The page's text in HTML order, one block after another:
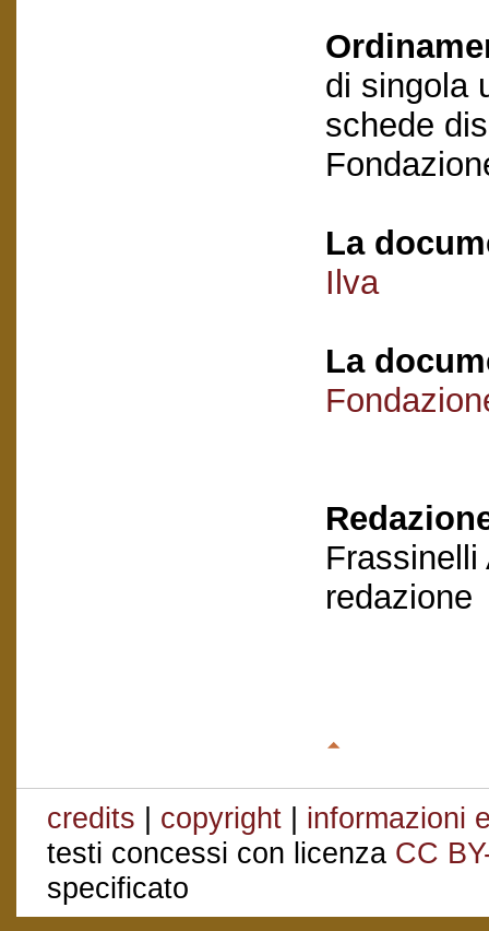
di singola
schede
La
Ilva
La
Frassinelli
redazione
credits | copyright | informazioni
testi concessi con licenza CC
specificato